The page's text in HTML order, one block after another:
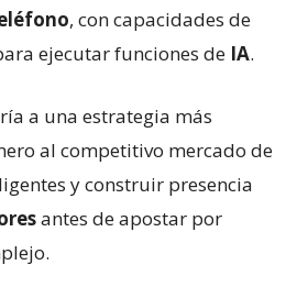
, con capacidades de
ejecutar funciones de IA.
a una estrategia más
al competitivo mercado de
y construir presencia
antes de apostar por